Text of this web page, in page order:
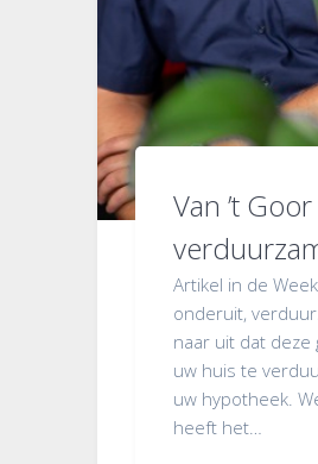
Van ’t
Artikel in de
onderuit,
naar uit dat deze
uw huis te
uw hypotheek.
heeft het…